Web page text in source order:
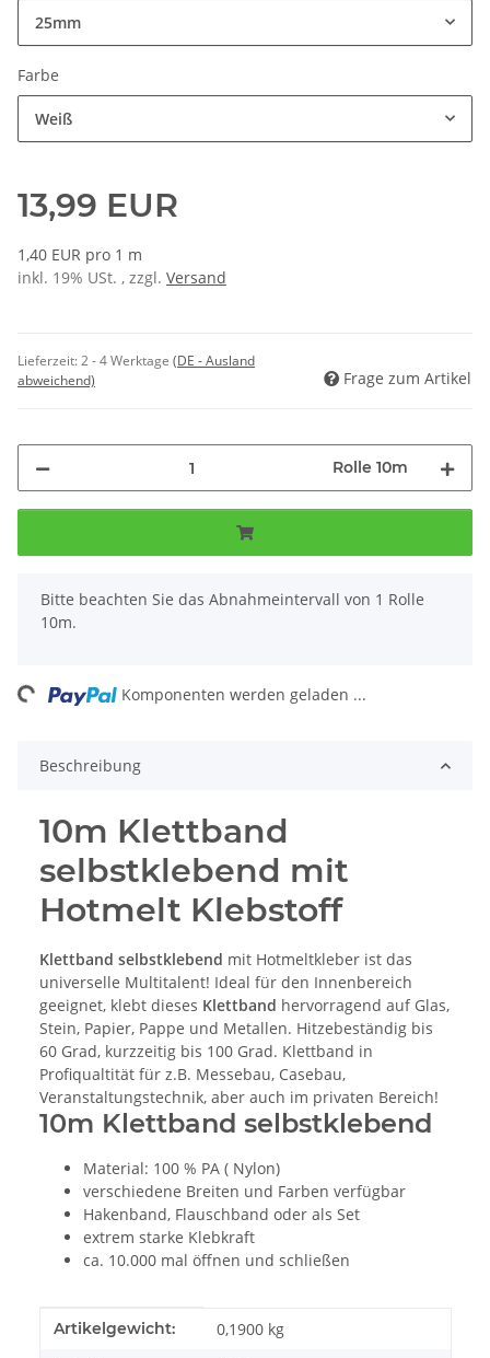
25mm
Farbe
Weiß
13,99 EUR
1,40 EUR pro 1 m
inkl. 19% USt. , zzgl. Versand
Lieferzeit:2 - 4 Werktage (DE - Ausland
abweichend)
Frage zum Artikel
Rolle 10m
x
Bitte beachten Sie das Abnahmeintervall von 1 Rolle
10m.
Komponenten werden geladen ...
Beschreibung
10m Klettband
selbstklebend mit
Hotmelt Klebstoff
Klettband selbstklebend mit Hotmeltkleber ist das
universelle Multitalent! Ideal für den Innenbereich
geeignet, klebt dieses Klettband hervorragend auf Glas,
Stein, Papier, Pappe und Metallen. Hitzebeständig bis
60 Grad, kurzzeitig bis 100 Grad. Klettband in
Profiqualtität für z.B. Messebau, Casebau,
Veranstaltungstechnik, aber auch im privaten Bereich!
10m Klettband selbstklebend
Material: 100 % PA ( Nylon)
verschiedene Breiten und Farben verfügbar
Hakenband, Flauschband oder als Set
extrem starke Klebkraft
ca. 10.000 mal öffnen und schließen
Produkteigenschaft
Wert
Artikelgewicht: 0,1900 kg